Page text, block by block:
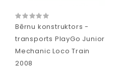
Bērnu konstruktors -
transports PlayGo Junior
Mechanic Loco Train
2008